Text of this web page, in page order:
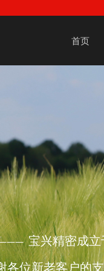
首页
宝兴精密成
各位新老客户的